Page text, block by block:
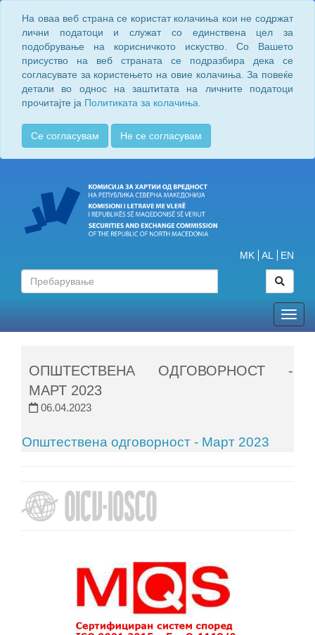
На оваа веб страна се користат колачиња кои не содржат
лични податоци и служат со единствена цел за
подобрување на корисничкото искуство. Со Вашето
присуство на веб страната се подразбира дека се
согласувате за користењето на овие колачиња. За повеќе
детали во однос на заштитата на личните податоци
прочитајте ја Политиката за колачиња.
Се согласувам Не се согласувам
MK AL EN
ОПШТЕСТВЕНА ОДГОВОРНОСТ -
МАРТ 2023
06.04.2023
Општествена одговорност - Март 2023